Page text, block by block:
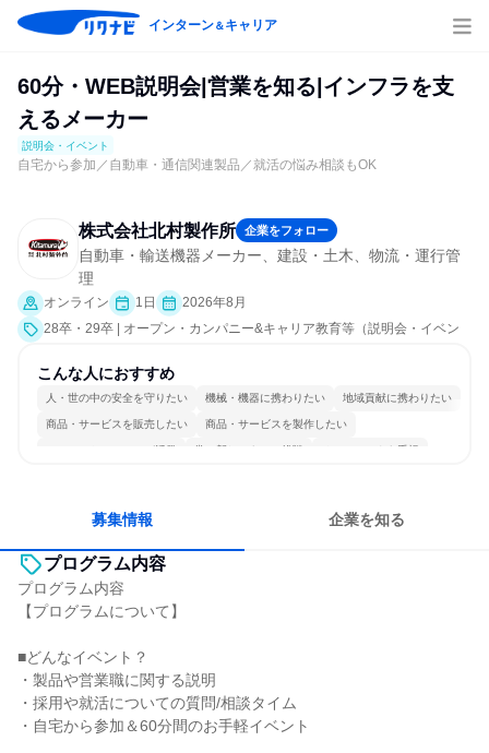
インターン＆キャリア
60分・WEB説明会|営業を知る|インフラを支
えるメーカー
説明会・イベント
自宅から参加／自動車・通信関連製品／就活の悩み相談もOK
株式会社北村製作所 企業をフォロー
自動車・輸送機器メーカー、建設・土木、物流・運行管
理
オンライン 1日
2026年8月
28卒・29卒 | オープン・カンパニー&キャリア教育等（説明会・イベン
こんな人におすすめ
人・世の中の安全を守りたい 機械・機器に携わりたい 地域貢献に携わりたい
商品・サービスを販売したい 商品・サービスを製作したい
コミュニケーションが活発 常に新しいものに挑戦 チームワークを重視
募集情報 企業を知る
プログラム内容
プログラム内容
【プログラムについて】
■どんなイベント？
・製品や営業職に関する説明
・採用や就活についての質問/相談タイム
・自宅から参加＆60分間のお手軽イベント